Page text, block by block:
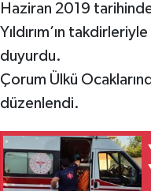
Haziran 2019
Yıldırım’ın
duyurdu.
Çorum Ülkü
düzenlendi.